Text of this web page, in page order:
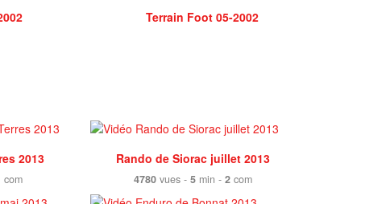
Terrain Foot 05-2002
2013
com
Rando de Siorac juillet 2013
4780 vues - 5 min - 2 com